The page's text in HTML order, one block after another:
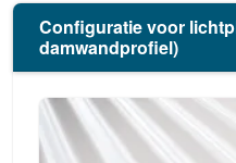
Configuratie voor
damwandprofiel)